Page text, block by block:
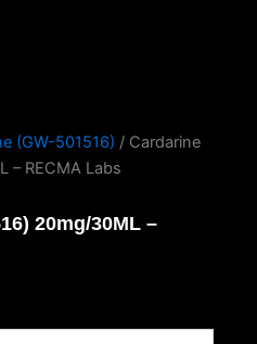
(GW-501516) / Cardarine
– RECMA Labs
20mg/30ML –